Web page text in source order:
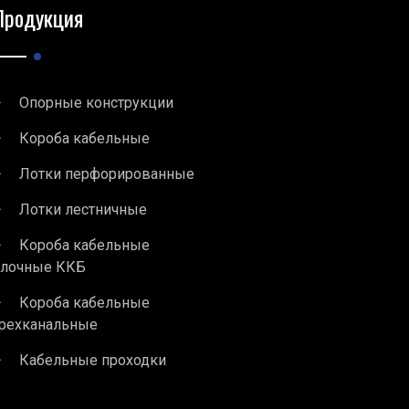
Опорные конструкции
Короба кабельные
Лотки перфорированные
Лотки лестничные
Короба кабельные
ККБ
Короба кабельные
Кабельные проходки